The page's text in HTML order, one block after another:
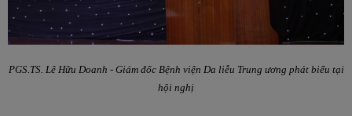
PGS.TS. Lê Hữu Doanh - Giám đốc Bệnh viện Da liễu Trung ương phát biểu tại
hội nghị